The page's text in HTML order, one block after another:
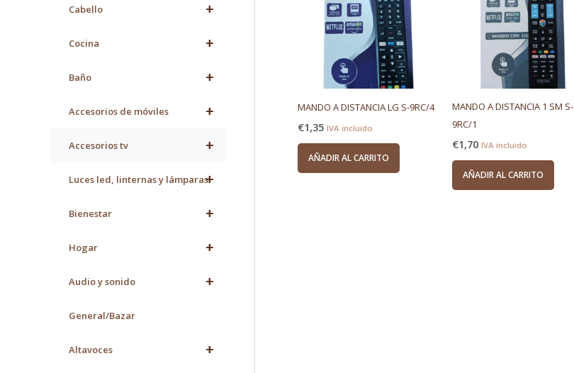
+
Cabello
+
Cocina
+
Baño
+
Accesorios de móviles
+
Accesorios tv
+
Luces led, linternas y lámparas
+
Bienestar
+
Hogar
+
Audio y sonido
General/Bazar
+
Altavoces
MANDO A DISTANCIA LG S-9RC/4
€1,35 IVA incluido
AÑADIR AL CARRITO
MANDO A DISTANCIA 1 SM S-
9RC/1
€1,70 IVA incluido
AÑADIR AL CARRITO